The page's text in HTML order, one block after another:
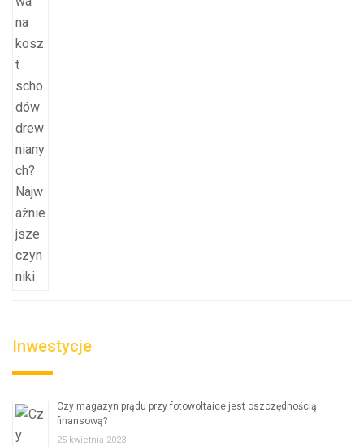
Inwestycje
Czy magazyn prądu przy fotowoltaice jest oszczędnością
finansową?
25 kwietnia 2023